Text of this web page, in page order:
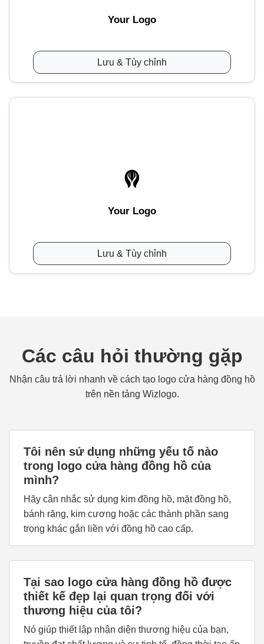
Your Logo
Lưu & Tùy chỉnh
Your Logo
Lưu & Tùy chỉnh
Các câu hỏi thường gặp
Nhận câu trả lời nhanh về cách tạo logo cửa hàng đồng hồ
trên nền tảng Wizlogo.
Tôi nên sử dụng những yếu tố nào
trong logo cửa hàng đồng hồ của
mình?
Hãy cân nhắc sử dụng kim đồng hồ, mặt đồng hồ,
bánh răng, kim cương hoặc các thành phần sang
trọng khác gắn liền với đồng hồ cao cấp.
Tại sao logo cửa hàng đồng hồ được
thiết kế đẹp lại quan trọng đối với
thương hiệu của tôi?
Nó giúp thiết lập nhận diện thương hiệu của bạn,